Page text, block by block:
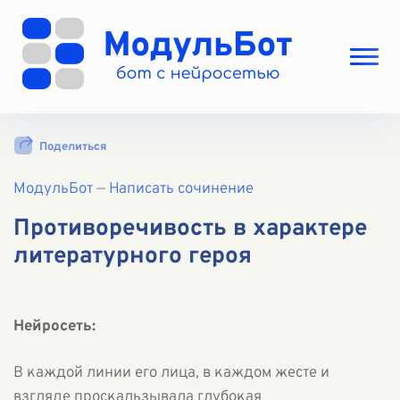
Выбрать режим
Вход
Поделиться
МодульБот— Написать сочинение
Противоречивость в характере
литературного героя
Нейросеть:
В каждой линии его лица, в каждом жесте и